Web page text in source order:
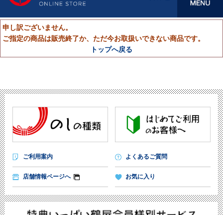
申し訳ございません。
ご指定の商品は販売終了か、ただ今お取扱いできない商品です。
トップへ戻る
ご利用案内 よくあるご質問
店舗情報ページへ お気に入り